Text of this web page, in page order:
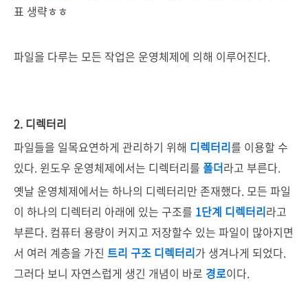
표 생략ㅎㅎ
파일을 다루는 모든 작업은 운영체제에 의해 이루어진다.
2. 디렉터리
파일들을 일목요연하게 관리하기 위해 디렉터리를 이용할 수
있다. 윈도우 운영체제에서는 디렉터리를 폴더라고 부른다.
옛날 운영체제에서는 하나의 디렉터리만 존재했다. 모든 파일
이 하나의 디렉터리 아래에 있는 구조를 1단계 디렉터리라고
부른다. 컴퓨터 용량이 커지고 저장할수 있는 파일이 많아지면
서 여러 계층을 가진 트리 구조 디렉터리가 생겨나게 되었다.
그러다 보니 자연스럽게 생긴 개념이 바로 경로이다.